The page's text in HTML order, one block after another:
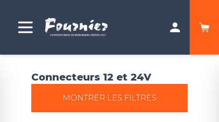
Connecteurs 12 et 24V
MONTRER LES FILTRES